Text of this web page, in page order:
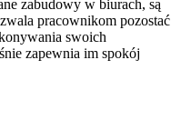
zabudowy w biurach, są
pracownikom pozostać
swoich
zapewnia im spokój